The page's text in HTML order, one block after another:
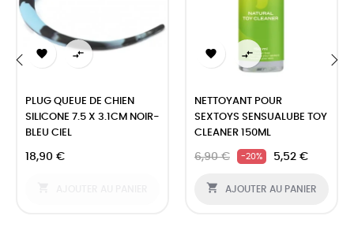
 
PLUG QUEUE DE CHIEN
SILICONE 7.5 X 3.1CM NOIR-
BLEU CIEL
18,90 €
 
NETTOYANT POUR
SEXTOYS SENSUALUBE TOY
CLEANER 150ML
6,90 € -20% 5,52 €
 AJOUTER AU PANIER